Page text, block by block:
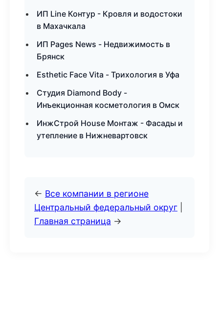
ИП Line Контур - Кровля и водостоки
в Махачкала
ИП Pages News - Недвижимость в
Брянск
Esthetic Face Vita - Трихология в Уфа
Студия Diamond Body -
Инъекционная косметология в Омск
ИнжСтрой House Монтаж - Фасады и
утепление в Нижневартовск
← Все компании в регионе
Центральный федеральный округ
Главная страница →